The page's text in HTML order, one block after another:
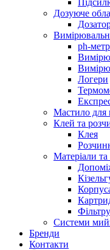
Дозуюче
ph-метр
Логери
Мастило для
Клей та
Клея
Матеріали та
Системи
Бренди
Контакти